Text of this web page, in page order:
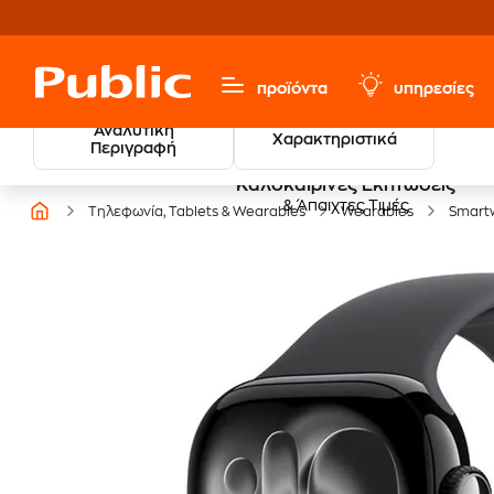
προϊόντα υπηρεσίες
Αναλυτική
Περιγραφή
Χαρακτηριστικά
Καλοκαιρινές Εκπτώσεις
& Άπαιχτες Τιμές
Τηλεφωνία, Tablets & Wearables Wearables